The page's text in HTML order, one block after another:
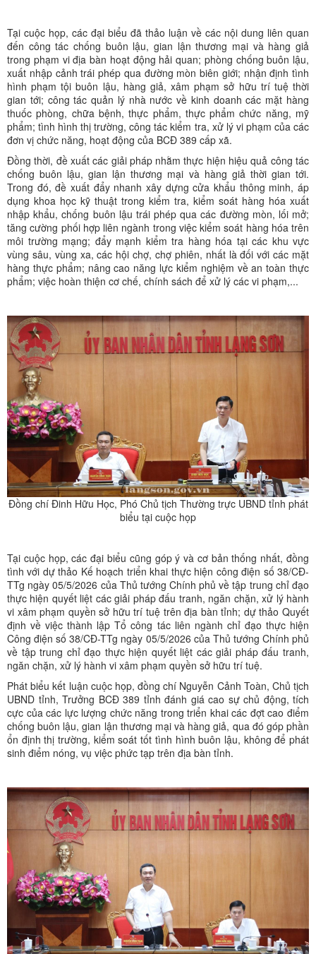
Tại cuộc họp, các đại biểu đã thảo luận về các nội dung liên quan
đến công tác chống buôn lậu, gian lận thương mại và hàng giả
trong phạm vi địa bàn hoạt động hải quan; phòng chống buôn lậu,
xuất nhập cảnh trái phép qua đường mòn biên giới; nhận định tình
hình phạm tội buôn lậu, hàng giả, xâm phạm sở hữu trí tuệ thời
gian tới; công tác quản lý nhà nước về kinh doanh các mặt hàng
thuốc phòng, chữa bệnh, thực phẩm, thực phẩm chức năng, mỹ
phẩm; tình hình thị trường, công tác kiểm tra, xử lý vi phạm của các
đơn vị chức năng, hoạt động của BCĐ 389 cấp xã.
Đồng thời, đề xuất các giải pháp nhằm thực hiện hiệu quả công tác
chống buôn lậu, gian lận thương mại và hàng giả thời gian tới.
Trong đó, đề xuất đẩy nhanh xây dựng cửa khẩu thông minh, áp
dụng khoa học kỹ thuật trong kiểm tra, kiểm soát hàng hóa xuất
nhập khẩu, chống buôn lậu trái phép qua các đường mòn, lối mở;
tăng cường phối hợp liên ngành trong việc kiểm soát hàng hóa trên
môi trường mạng; đẩy mạnh kiểm tra hàng hóa tại các khu vực
vùng sâu, vùng xa, các hội chợ, chợ phiên, nhất là đối với các mặt
hàng thực phẩm; nâng cao năng lực kiểm nghiệm về an toàn thực
phẩm; việc hoàn thiện cơ chế, chính sách để xử lý các vi phạm,...
Đồng chí Đinh Hữu Học, Phó Chủ tịch Thường trực UBND tỉnh phát
biểu tại cuộc họp
Tại cuộc họp, các đại biểu cũng góp ý và cơ bản thống nhất, đồng
tình với dự thảo Kế hoạch triển khai thực hiện công điện số 38/CĐ-
TTg ngày 05/5/2026 của Thủ tướng Chính phủ về tập trung chỉ đạo
thực hiện quyết liệt các giải pháp đấu tranh, ngăn chặn, xử lý hành
vi xâm phạm quyền sở hữu trí tuệ trên địa bàn tỉnh; dự thảo Quyết
định về việc thành lập Tổ công tác liên ngành chỉ đạo thực hiện
Công điện số 38/CĐ-TTg ngày 05/5/2026 của Thủ tướng Chính phủ
về tập trung chỉ đạo thực hiện quyết liệt các giải pháp đấu tranh,
ngăn chặn, xử lý hành vi xâm phạm quyền sở hữu trí tuệ.
Phát biểu kết luận cuộc họp, đồng chí Nguyễn Cảnh Toàn, Chủ tịch
UBND tỉnh, Trưởng BCĐ 389 tỉnh đánh giá cao sự chủ động, tích
cực của các lực lượng chức năng trong triển khai các đợt cao điểm
chống buôn lậu, gian lận thương mại và hàng giả, qua đó góp phần
ổn định thị trường, kiểm soát tốt tình hình buôn lậu, không để phát
sinh điểm nóng, vụ việc phức tạp trên địa bàn tỉnh.